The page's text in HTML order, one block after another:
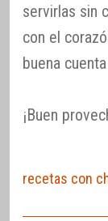
servirlas sin
con el
buena
¡Buen
recetas con